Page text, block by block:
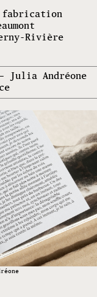
fabrication
Rivière
Julia Andréone